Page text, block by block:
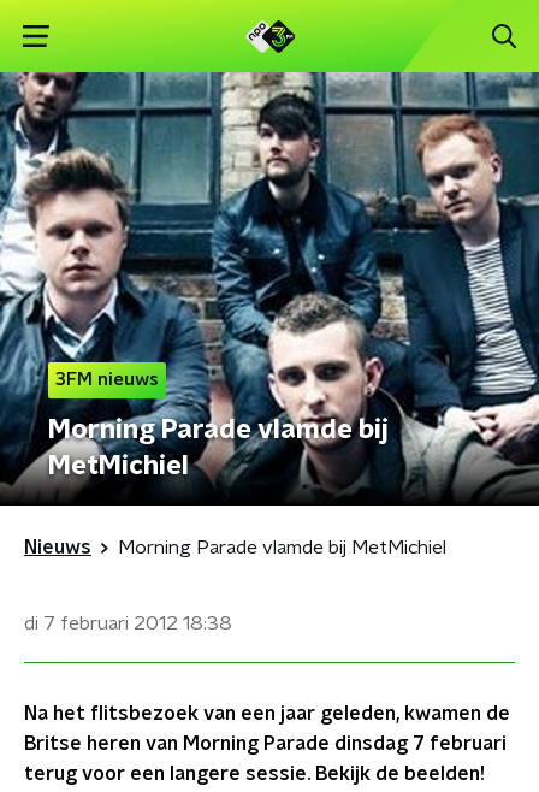
3FM nieuws
Morning Parade vlamde bij
MetMichiel
Nieuws Morning Parade vlamde bij MetMichiel
di 7 februari 2012 18:38
Na het flitsbezoek van een jaar geleden, kwamen de
Britse heren van Morning Parade dinsdag 7 februari
terug voor een langere sessie. Bekijk de beelden!